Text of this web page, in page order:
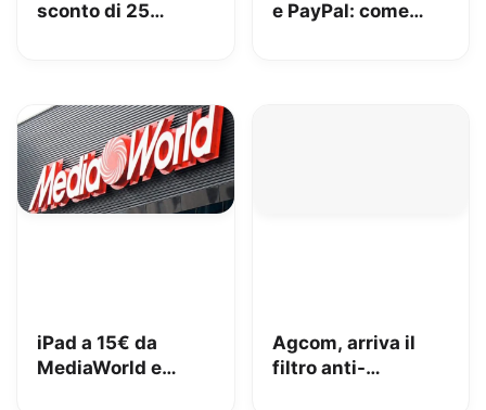
sconto di 25
e PayPal: come
iPad a 15€ da
MediaWorld e
Agcom, arriva il
filtro anti-